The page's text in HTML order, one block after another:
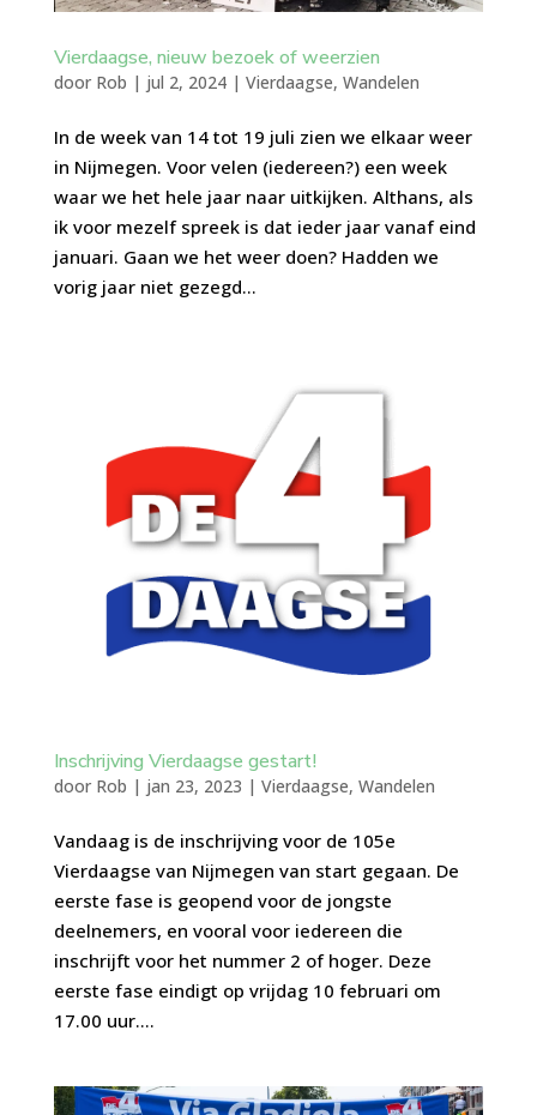
Vierdaagse, nieuw bezoek of weerzien
door Rob | jul 2, 2024| Vierdaagse, Wandelen
In de week van 14 tot 19 juli zien we elkaar weer
in Nijmegen. Voor velen (iedereen?) een week
waar we het hele jaar naar uitkijken. Althans, als
ik voor mezelf spreek is dat ieder jaar vanaf eind
januari. Gaan we het weer doen? Hadden we
vorig jaar niet gezegd...
Inschrijving Vierdaagse gestart!
door Rob | jan 23, 2023 | Vierdaagse, Wandelen
Vandaag is de inschrijving voor de 105e
Vierdaagse van Nijmegen van start gegaan. De
eerste fase is geopend voor de jongste
deelnemers, en vooral voor iedereen die
inschrijft voor het nummer 2 of hoger. Deze
eerste fase eindigt op vrijdag 10 februari om
17.00 uur....